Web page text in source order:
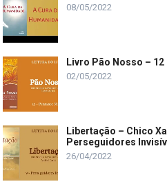
08/05/2022
Livro Pão Nosso –
02/05/2022
Libertação – Chico
Perseguidores
26/04/2022